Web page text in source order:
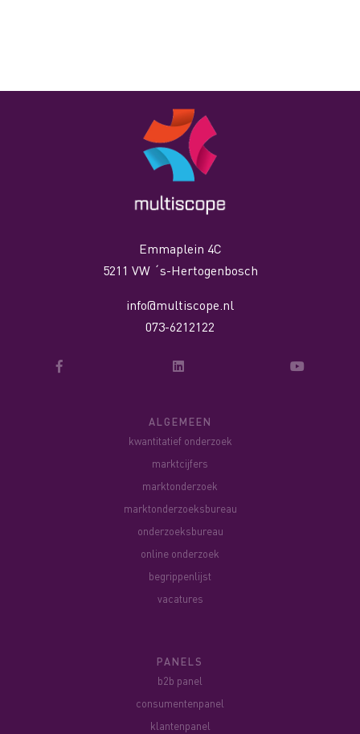
Emmaplein 4C
5211 VW ´s-Hertogenbosch
info@multiscope.nl
073-6212122
ALGEMEEN
kwantitatief onderzoek
marktcijfers
marktonderzoek
marktonderzoeksbureau
onderzoeksbureau
online onderzoek
begrippenlijst
vacatures
PANELS
b2b panel
consumentenpanel
klantenpanel